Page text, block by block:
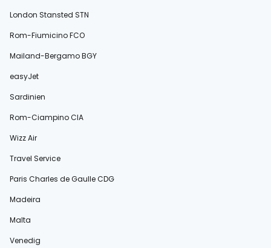
London Stansted STN
Rom-Fiumicino FCO
Mailand-Bergamo BGY
easyJet
Sardinien
Rom-Ciampino CIA
Wizz Air
Travel Service
Paris Charles de Gaulle CDG
Madeira
Malta
Venedig